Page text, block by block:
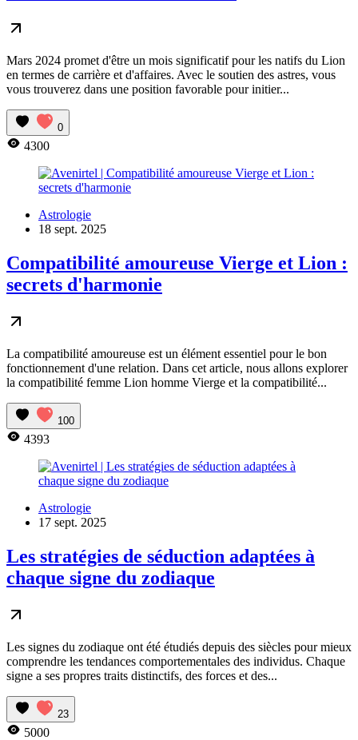
Mars 2024 promet d'être un mois significatif pour les natifs du Lion
en termes de carrière et d'affaires. Avec le soutien des astres, vous
vous trouverez dans une position favorable pour initier...
0
4300
Astrologie
18 sept. 2025
Compatibilité amoureuse Vierge et Lion :
secrets d'harmonie
La compatibilité amoureuse est un élément essentiel pour le bon
fonctionnement d'une relation. Dans cet article, nous allons explorer
la compatibilité femme Lion homme Vierge et la compatibilité...
100
4393
Astrologie
17 sept. 2025
Les stratégies de séduction adaptées à
chaque signe du zodiaque
Les signes du zodiaque ont été étudiés depuis des siècles pour mieux
comprendre les tendances comportementales des individus. Chaque
signe a ses propres traits distinctifs, des forces et des...
23
5000